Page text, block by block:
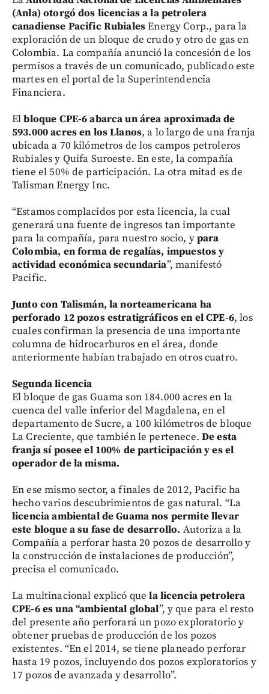
(Anla) otorgó dos licencias a la petrolera
canadiense Pacific RubialesEnergy Corp., para la
exploración de un bloque de crudo y otro de gas en
Colombia. La compañía anunció la concesión de los
permisos a través de un comunicado, publicado este
martes en el portal de la Superintendencia
Financiera.
Elbloque CPE-6 abarca un área aproximada de
593.000 acres en los Llanos, a lo largo de una franja
ubicada a 70 kilómetros de los campos petroleros
Rubiales y Quifa Suroeste. En este, la compañía
tiene el 50% de participación. La otra mitad es de
Talisman Energy Inc.
“Estamos complacidos por esta licencia, la cual
generará una fuente de ingresos tan importante
para la compañía, para nuestro socio, ypara
Colombia, en forma de regalías, impuestos y
actividad económica secundaria”, manifestó
Pacific.
Junto con Talismán, la norteamericana ha
perforado 12 pozos estratigráficos en elCPE-6, los
cuales confirman la presencia de una importante
columna de hidrocarburos en el área, donde
anteriormente habían trabajado en otros cuatro.
Segunda licencia
El bloque de gas Guama son 184.000 acres en la
cuenca del valle inferior del Magdalena, en el
departamento de Sucre, a 100 kilómetros de bloque
La Creciente, que también le pertenece. De esta
franja sí posee el 100% de participación y es el
operador de la misma.
En ese mismo sector, a finales de 2012, Pacific ha
hecho varios descubrimientos de gas natural. “La
licencia ambiental de Guama nos permite llevar
este bloque a su fase de desarrollo. Autoriza a la
Compañía a perforar hasta 20 pozos de desarrollo y
la construcción de instalaciones de producción”,
precisa el comunicado.
La multinacional explicó quela licencia petrolera
CPE-6 es una “ambiental global”, y que para el resto
del presente año perforará un pozo exploratorio y
obtener pruebas de producción de los pozos
existentes. “En el 2014, se tiene planeado perforar
hasta 19 pozos, incluyendo dos pozos exploratorios y
17 pozos de avanzada y desarrollo”.